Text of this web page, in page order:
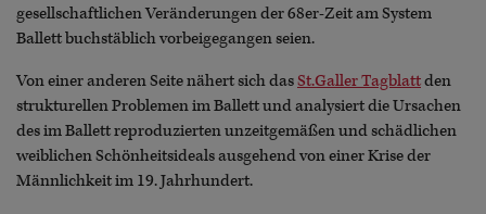
gesellschaftlichen Veränderungen der 68er-Zeit am System
Ballett buchstäblich vorbeigegangen seien.
Von einer anderen Seite nähert sich dasSt.Galler Tagblattden
strukturellen Problemen im Ballett und analysiert die Ursachen
des im Ballett reproduzierten unzeitgemäßen und schädlichen
weiblichen Schönheitsideals ausgehend von einer Krise der
Männlichkeit im 19. Jahrhundert.